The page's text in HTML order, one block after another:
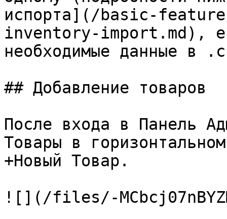
испорта](/basic-
inventory-import.md),
необходимые данные в
## Добавление товаров
После входа в Панель
Товары в
+Новый Товар.
![](/files/-